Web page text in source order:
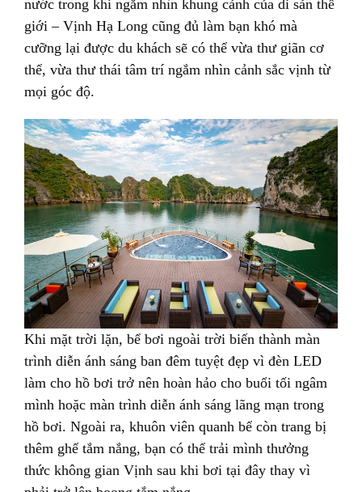
nước trong khi ngắm nhìn khung cảnh của di sản thế
giới – Vịnh Hạ Long cũng đủ làm bạn khó mà
cưỡng lại được du khách sẽ có thể vừa thư giãn cơ
thể, vừa thư thái tâm trí ngắm nhìn cảnh sắc vịnh từ
mọi góc độ.
Khi mặt trời lặn, bể bơi ngoài trời biến thành màn
trình diễn ánh sáng ban đêm tuyệt đẹp vì đèn LED
làm cho hồ bơi trở nên hoàn hảo cho buổi tối ngâm
mình hoặc màn trình diễn ánh sáng lãng mạn trong
hồ bơi. Ngoài ra, khuôn viên quanh bể còn trang bị
thêm ghế tắm nắng, bạn có thể trải mình thưởng
thức không gian Vịnh sau khi bơi tại đây thay vì